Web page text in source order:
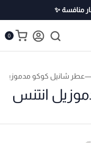
0
عطر شانيل كوكو مدموزيل​
انتنس